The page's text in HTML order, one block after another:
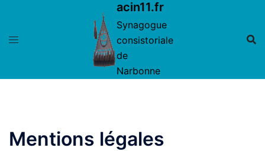
contenu
acin11.fr
Synagogue
consistoriale
de
Narbonne
Mentions légales